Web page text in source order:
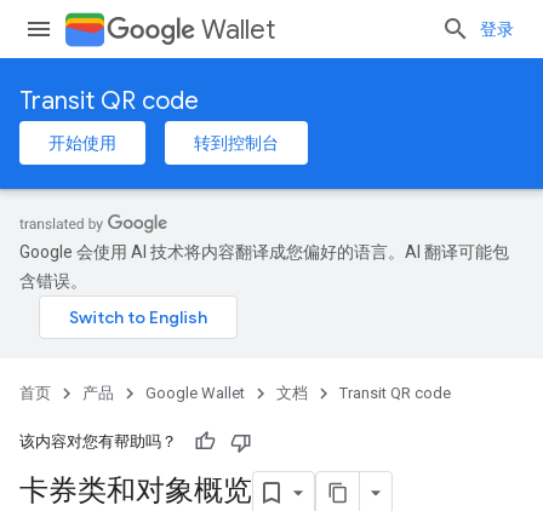
Wallet 登录
Transit QR code
开始使用 转到控制台
Google 会使用 AI 技术将内容翻译成您偏好的语言。AI 翻译可能包
含错误。
首页 产品 Google Wallet 文档 Transit QR code
该内容对您有帮助吗？
卡券类和对象概览